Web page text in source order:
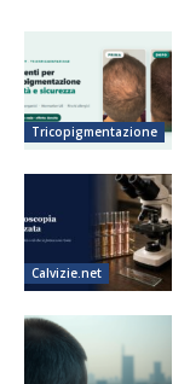
Tricopigmentazione
Calvizie.net